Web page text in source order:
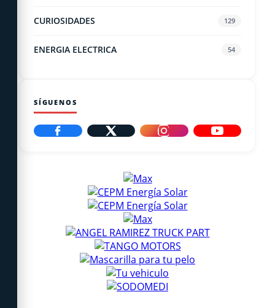
CURIOSIDADES 129
ENERGIA ELECTRICA 54
SÍGUENOS